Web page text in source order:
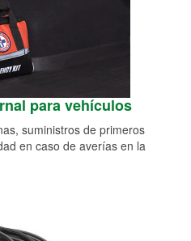
para vehículos
suministros de primeros
en caso de averías en la